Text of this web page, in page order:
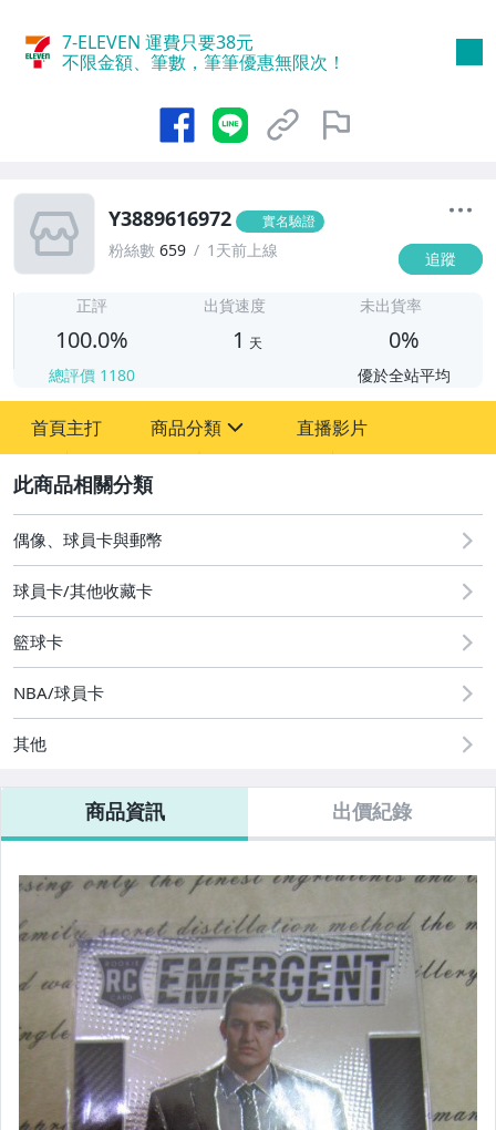
7-ELEVEN 運費只要38元
不限金額、筆數，筆筆優惠無限次！
Y3889616972 實名驗證
粉絲數 659 1天前上線 追蹤
正評
100.0%
總評價 1180
出貨速度
1 天
未出貨率
0%
優於全站平均
首頁主打 商品分類
偶像、球員卡與郵幣
直播影片
偶像、球員卡與郵幣
球員卡/其他收藏卡
籃球卡
NBA/球員卡
其他
商品資訊 出價紀錄